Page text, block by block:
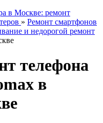
в Москве: ремонт
» Ремонт смартфонов
и недорогой ремонт
телефона
в